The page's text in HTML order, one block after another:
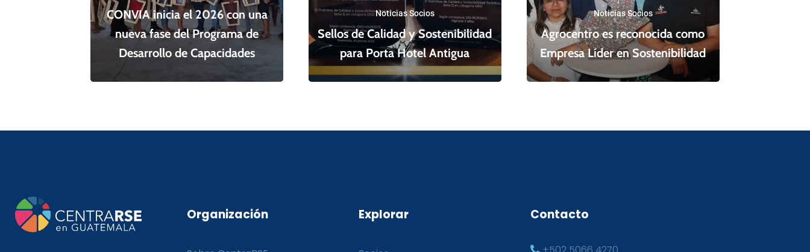
CONVIA inicia el 2026 con una
nueva fase del Programa de
Desarrollo de Capacidades
Noticias Socios
Sellos de Calidad y Sostenibilidad
para Porta Hotel Antigua
Noticias Socios
Agrocentro es reconocida como
Empresa Líder en Sostenibilidad
Organización Explorar Contacto